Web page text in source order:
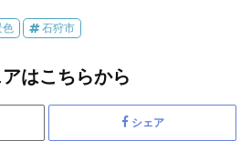
色 石狩市
はこちらから
シェア